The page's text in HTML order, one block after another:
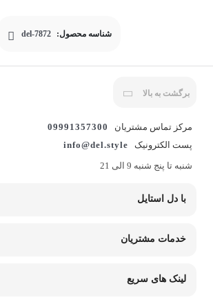
شناسه محصول: del-7872
برگشت به بالا
مرکز تماس مشتریان
09991357300
پست الکترونیک
info@del.style
شنبه تا پنج شنبه 9 الی 21
با دل استایل
خدمات مشتریان
لینک های سریع